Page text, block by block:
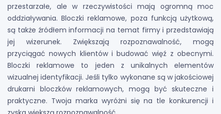
przestarzałe, ale w rzeczywistości mają ogromną moc
oddziaływania. Bloczki reklamowe, poza funkcją użytkową,
są także źródłem informacji na temat firmy i przedstawiają
jej wizerunek. Zwiększają rozpoznawalność, mogą
przyciągać nowych klientów i budować więź z obecnymi.
Bloczki reklamowe to jeden z unikalnych elementów
wizualnej identyfikacji. Jeśli tylko wykonane są w jakościowej
drukarni bloczków reklamowych, mogą być skuteczne i
praktyczne. Twoja marka wyróżni się na tle konkurencji i